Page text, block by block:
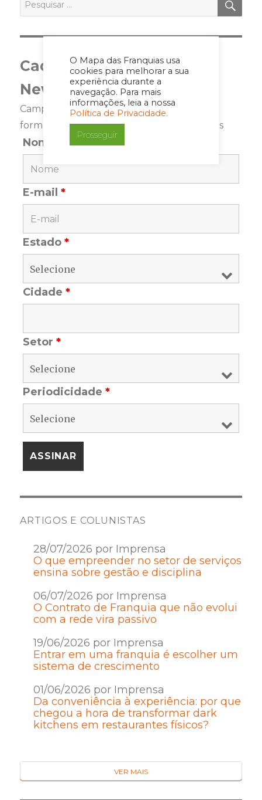
O Mapa das Franquias usa
cookies para melhorar a sua
experiência durante a
navegação. Para mais
informações, leia a nossa
Política de Privacidade.
Prosseguir
por:
Cadastre-se para a
Newsletter
Campos marcados com <span class="ninja-
forms-req-symbol">*</span> são requeridos
Nome
E-mail*
Estado*
Cidade*
Setor*
Periodicidade*
ARTIGOS E COLUNISTAS
28/07/2026 por Imprensa
O que empreender no setor de serviços
ensina sobre gestão e disciplina
06/07/2026 por Imprensa
O Contrato de Franquia que não evolui
com a rede vira passivo
19/06/2026 por Imprensa
Entrar em uma franquia é escolher um
sistema de crescimento
01/06/2026 por Imprensa
Da conveniência à experiência: por que
chegou a hora de transformar dark
kitchens em restaurantes físicos?
VER MAIS